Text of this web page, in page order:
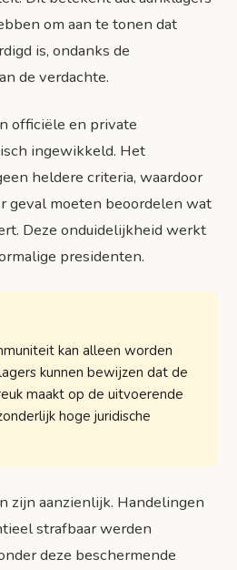
om aan te tonen dat
is, ondanks de
de verdachte.
officiële en private
ingewikkeld. Het
heldere criteria, waardoor
geval moeten beoordelen wat
Deze onduidelijkheid werkt
presidenten.
kan alleen worden
kunnen bewijzen dat de
maakt op de uitvoerende
hoge juridische
zijn aanzienlijk. Handelingen
strafbaar werden
deze beschermende